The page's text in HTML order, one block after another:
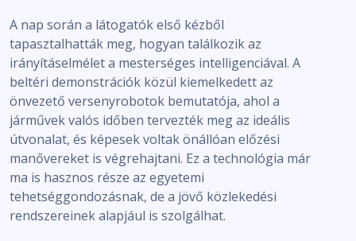
A nap során a látogatók első kézből
tapasztalhatták meg, hogyan találkozik az
irányításelmélet a mesterséges intelligenciával. A
beltéri demonstrációk közül kiemelkedett az
önvezető versenyrobotok bemutatója, ahol a
járművek valós időben tervezték meg az ideális
útvonalat, és képesek voltak önállóan előzési
manővereket is végrehajtani. Ez a technológia már
ma is hasznos része az egyetemi
tehetséggondozásnak, de a jövő közlekedési
rendszereinek alapjául is szolgálhat.